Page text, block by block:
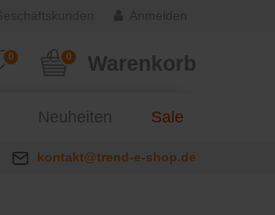
0 Warenkorb
0
Neuheiten Sale
kontakt@trend-e-shop.de